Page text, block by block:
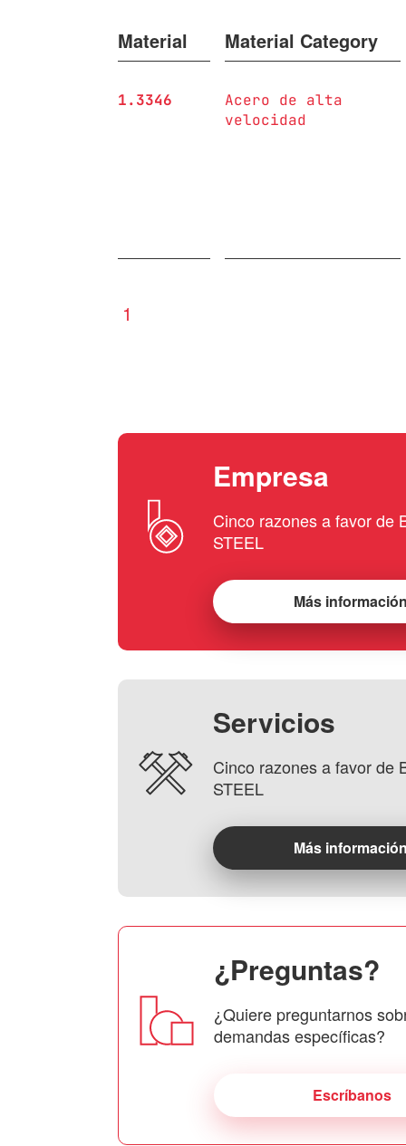
Material Material Category
1.3346
Acero de alta
velocidad
1
Empresa
Cinco razones a favor de
STEEL
Más
Servicios
Cinco razones a favor de
STEEL
Más
¿Preguntas?
¿Quiere preguntarnos
demandas específicas?
Escríbanos